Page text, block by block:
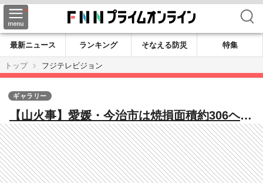
検索
最新ニュース ランキング そなえる防災
特集
トップ
フジテレビジョン
【山火事】愛媛・今治市は焼損面積約306ヘク
タールに 岡山市や宮崎市でも延焼拡大し各
地で避難指示も 岩手・大船渡市いまだ完全
鎮火至らず 韓国では死者18人に
ギャラリー